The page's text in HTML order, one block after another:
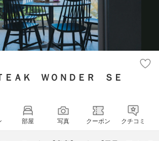
ＥＡＫ ＷＯＮＤＥＲ ＳＥ
部屋 写真 クーポン クチコミ